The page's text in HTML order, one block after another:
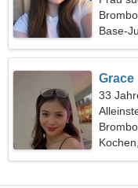
Base-
Grace
33